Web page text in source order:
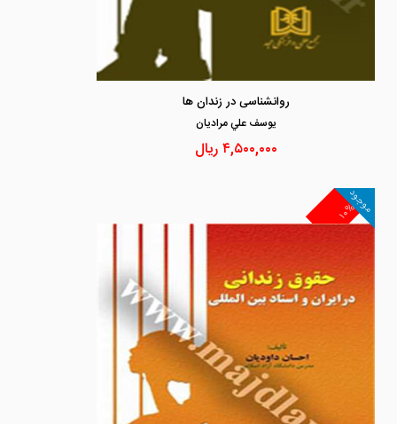
روانشناسی در زندان ها
يوسف علي مراديان
۴,۵۰۰,۰۰۰ریال
۱۰%
موجود